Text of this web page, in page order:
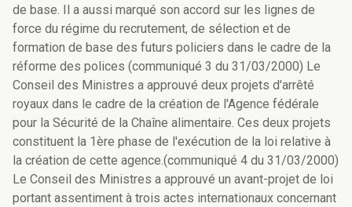
de base. Il a aussi marqué son accord sur les lignes de
force du régime du recrutement, de sélection et de
formation de base des futurs policiers dans le cadre de la
réforme des polices (communiqué 3 du 31/03/2000) Le
Conseil des Ministres a approuvé deux projets d'arrêté
royaux dans le cadre de la création de l'Agence fédérale
pour la Sécurité de la Chaîne alimentaire. Ces deux projets
constituent la 1ère phase de l'exécution de la loi relative à
la création de cette agence.(communiqué 4 du 31/03/2000)
Le Conseil des Ministres a approuvé un avant-projet de loi
portant assentiment à trois actes internationaux concernant